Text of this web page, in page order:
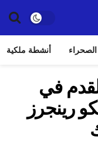
الصحراء أنشطة ملكية
في
رينجرز